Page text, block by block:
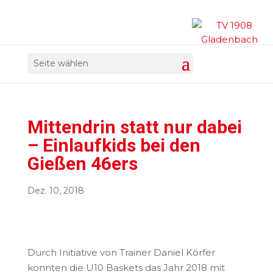
Seite wählen
Mittendrin statt nur dabei
– Einlaufkids bei den
Gießen 46ers
Dez. 10, 2018
Durch Initiative von Trainer Daniel Körfer
konnten die U10 Baskets das Jahr 2018 mit